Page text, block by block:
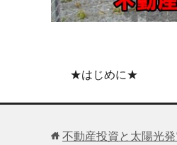
★はじめに★
不動産投資と太陽光